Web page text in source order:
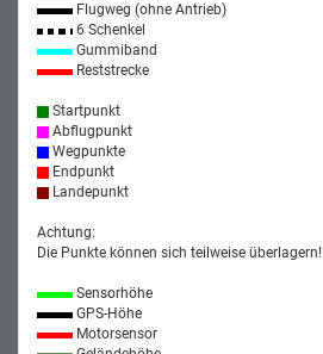
Flugweg (ohne Antrieb)
6 Schenkel
Gummiband
Reststrecke
Startpunkt
Abflugpunkt
Wegpunkte
Endpunkt
Landepunkt
Achtung:
Die Punkte können sich teilweise überlagern!
Sensorhöhe
GPS-Höhe
Motorsensor